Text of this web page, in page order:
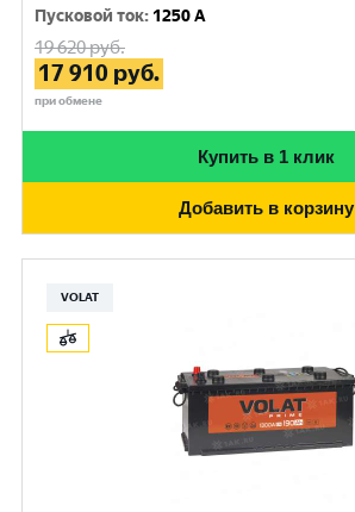
Пусковой ток: 1250 A
19 620руб.
17 910 руб.
при обмене
Купить в 1 клик
Добавить в корзину
VOLAT